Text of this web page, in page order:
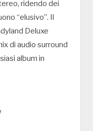
ridendo dei
“elusivo”. Il
Deluxe
di audio surround
album in